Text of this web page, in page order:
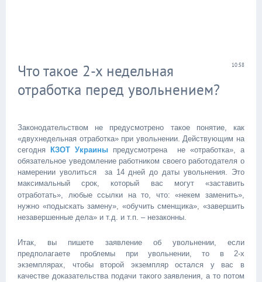
10:58
Что такое 2-х недельная
отработка перед увольнением?
Законодательством не предусмотрено такое понятие, как
«двухнедельная отработка» при увольнении. Действующим на
сегодня
КЗОТ Украины предусмотрена не «отработка», а
обязательное уведомление работником своего работодателя о
намерении уволиться за 14 дней до даты увольнения. Это
максимальный срок, который вас могут «заставить
отработать», любые ссылки на то, что: «некем заменить»,
нужно «подыскать замену», «обучить сменщика», «завершить
незавершенные дела» и т.д. и т.п. – незаконны.
Итак, вы пишете заявление об увольнении, если
предполагаете проблемы при увольнении, то в 2-х
экземплярах, чтобы второй экземпляр остался у вас в
качестве доказательства подачи такого заявления, а то потом